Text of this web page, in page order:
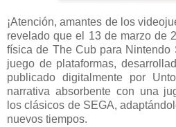
¡Atención, amantes de los
revelado que el 13 de marzo de
física de The Cub para Nintendo
juego de plataformas,
publicado digitalmente por
narrativa absorbente con una
los clásicos de SEGA,
nuevos tiempos.